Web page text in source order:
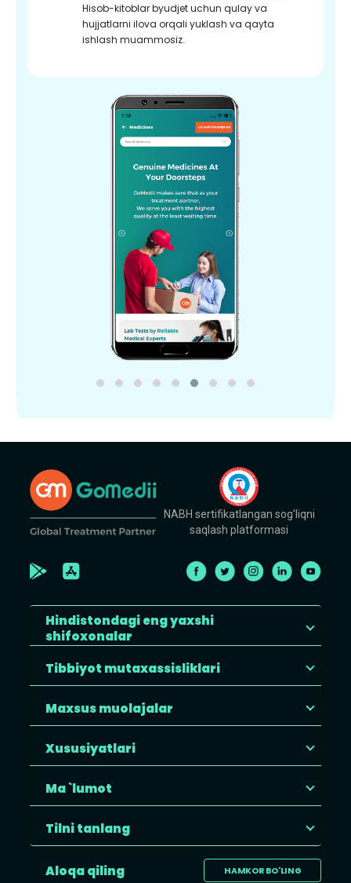
Hisob-kitoblar byudjet uchun qulay va
hujjatlarni ilova orqali yuklash va qayta
ishlash muammosiz.
NABH sertifikatlangan sog'liqni
saqlash platformasi
Hindistondagi eng yaxshi
shifoxonalar
Tibbiyot mutaxassisliklari
Maxsus muolajalar
Xususiyatlari
Ma `lumot
Tilni tanlang
HAMKOR BO'LING
Aloqa qiling